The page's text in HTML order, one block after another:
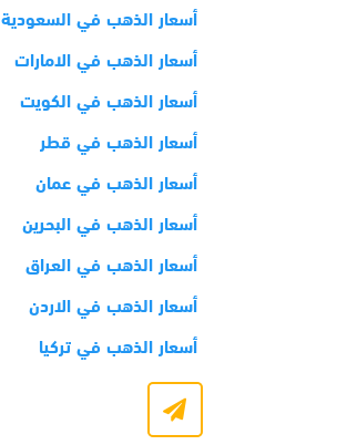
أسعار الذهب في السعودية
أسعار الذهب في الامارات
أسعار الذهب في الكويت
أسعار الذهب في قطر
أسعار الذهب في عمان
أسعار الذهب في البحرين
أسعار الذهب في العراق
أسعار الذهب في الاردن
أسعار الذهب في تركيا